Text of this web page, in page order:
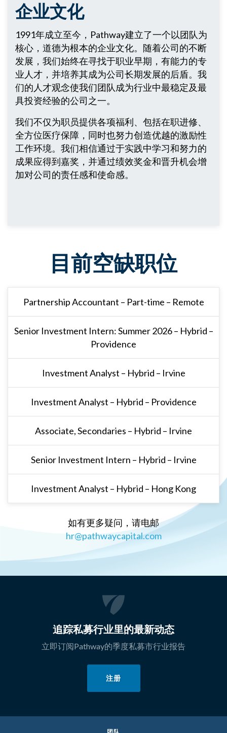
企业文化
1991年成立至今，Pathway建立了一个以团队为
核心，道德为根本的企业文化。随着公司的不断
发展，我们始终在寻找于职业早期，有能力的专
业人才，并培养其成为公司长期发展的后盾。我
们的人才观念使我们团队成为行业中最稳定及最
具投资经验的公司之一。
我们不仅为职员提供各项福利、包括在职进修、
全方位医疗保障，同时也努力创造优越的激励性
工作环境。我们相信通过于实践中学习和努力的
成果应得到嘉奖，并通过绩效奖金和晋升机会增
加对公司的责任感和使命感。
目前空缺职位
Partnership Accountant – Part-time – Remote
Senior Investment Intern: Summer 2026 – Hybrid –
Providence
Investment Analyst – Hybrid – Irvine
Investment Analyst – Hybrid – Providence
Associate, Secondaries – Hybrid – Irvine
Senior Investment Intern – Hybrid – Irvine
Investment Analyst – Hybrid – Hong Kong
如有更多疑问，请电邮
hr@pathwaycapital.com
追踪私募行业里的最新动态
立即订阅Pathway的季度私募市行业报告
注册